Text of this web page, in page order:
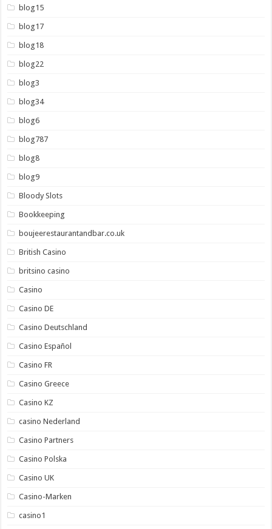
blog15
blog17
blog18
blog22
blog3
blog34
blog6
blog787
blog8
blog9
Bloody Slots
Bookkeeping
boujeerestaurantandbar.co.uk
British Casino
britsino casino
Casino
Casino DE
Casino Deutschland
Casino Español
Casino FR
Casino Greece
Casino KZ
casino Nederland
Casino Partners
Casino Polska
Casino UK
Casino-Marken
casino1